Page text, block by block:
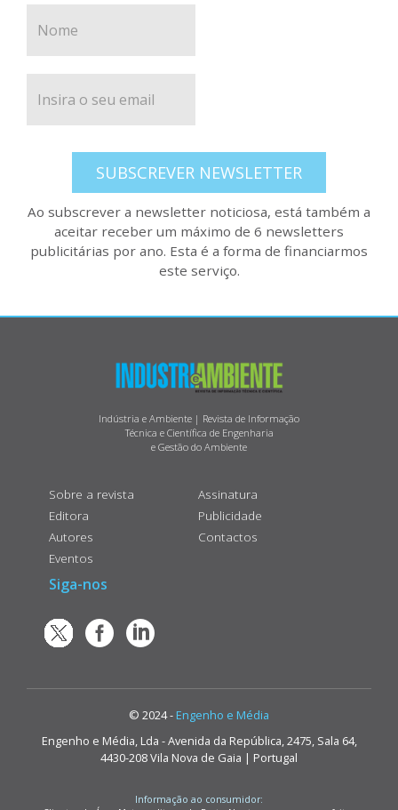
SUBSCREVER NEWSLETTER
Ao subscrever a newsletter noticiosa, está também a
aceitar receber um máximo de 6 newsletters
publicitárias por ano. Esta é a forma de financiarmos
este serviço.
Indústria e Ambiente | Revista de Informação
Técnica e Científica de Engenharia
e Gestão do Ambiente
Sobre a revista
Editora
Autores
Eventos
Assinatura
Publicidade
Contactos
Siga-nos
© 2024 - Engenho e Média
Engenho e Média, Lda - Avenida da República, 2475, Sala 64,
4430-208 Vila Nova de Gaia | Portugal
Informação ao consumidor: